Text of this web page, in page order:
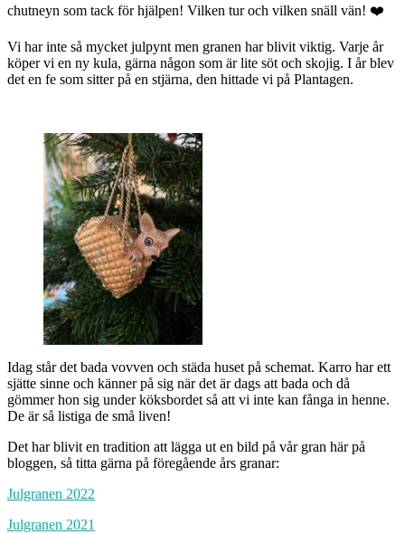
chutneyn som tack för hjälpen! Vilken tur och vilken snäll vän! ❤️
Vi har inte så mycket julpynt men granen har blivit viktig. Varje år
köper vi en ny kula, gärna någon som är lite söt och skojig. I år blev
det en fe som sitter på en stjärna, den hittade vi på Plantagen.
Idag står det bada vovven och städa huset på schemat. Karro har ett
sjätte sinne och känner på sig när det är dags att bada och då
gömmer hon sig under köksbordet så att vi inte kan fånga in henne.
De är så listiga de små liven!
Det har blivit en tradition att lägga ut en bild på vår gran här på
bloggen, så titta gärna på föregående års granar:
Julgranen 2022
Julgranen 2021